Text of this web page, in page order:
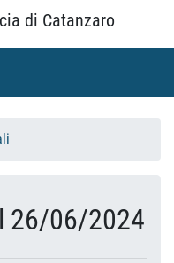
di Catanzaro
26/06/2024